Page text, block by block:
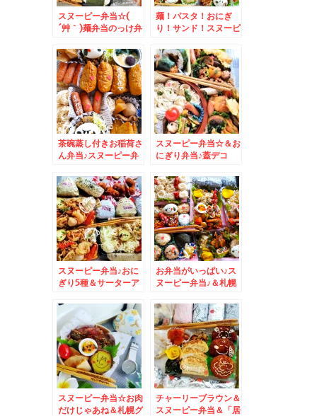
スヌーピー弁当☆(
´艸｀)麺弁当のっけ弁
麺！パスタ！おにぎ
り！サンド！スヌーピ
茶碗蒸し付きお稲荷さ
ん弁当♪スヌーピー弁
スヌーピー弁当☆＆お
にぎり弁当♪蓋デコ
スヌーピー弁当♪おに
ぎり5種＆サーターア
お弁当がいっぱい♪ス
ヌーピー弁当♪＆札幌
スヌーピー弁当☆お肉
だけじゃあね＆札幌グ
チャーリーブラウン＆
スヌーピー弁当＆「居